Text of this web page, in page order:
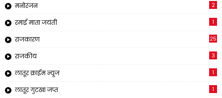
मनोरंजन 2
रमाई माता जयंती 1
राजकारण 25
राजकीय 3
लातूर क्राईम न्यूज 1
लातूर गुटखा जप्त 1